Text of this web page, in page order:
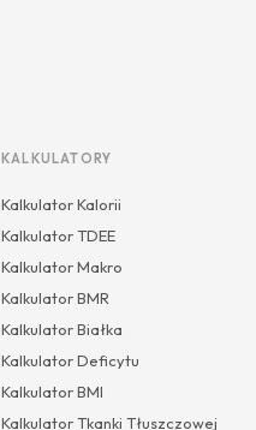
KALKULATORY
Kalkulator Kalorii
Kalkulator TDEE
Kalkulator Makro
Kalkulator BMR
Kalkulator Białka
Kalkulator Deficytu
Kalkulator BMI
Kalkulator Tkanki Tłuszczowej